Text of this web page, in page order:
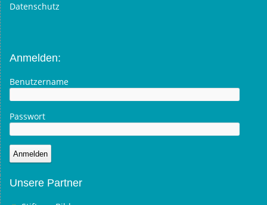
Datenschutz
Anmelden:
Benutzername
Passwort
Unsere Partner